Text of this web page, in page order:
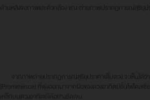
ด้านหลังจอภาพและตัวกล้อง ขณะถ่ายภาพปรากฏการณ์สุริยุป
จากภาพถ่ายปรากฏการณ์สุริยุปราคาเต็มดวง จะเห็นได้ว่า
(Prominence) ที่พุ่งออกมาจากผิวของดวงอาทิตย์ชั้นโฟโตสเ
เหล็กบนดวงอาทิตย์ได้อย่างชัดเจน